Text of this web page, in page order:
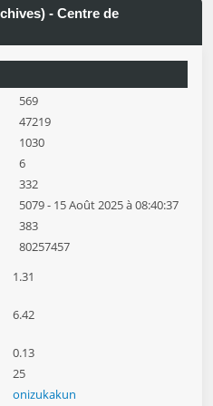
- Centre de
569
47219
1030
6
332
5079 - 15 Août 2025 à 08:40:37
383
80257457
1.31
6.42
0.13
25
onizukakun